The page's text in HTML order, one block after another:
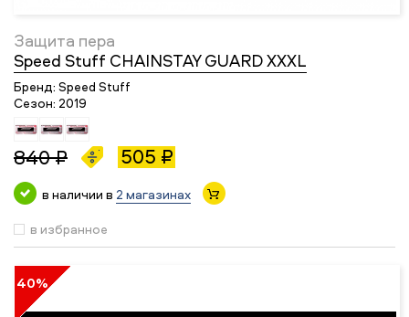
Защита пера
Speed Stuff CHAINSTAY GUARD XXXL
Бренд: Speed Stuff
Сезон: 2019
840 ₽ 505 ₽
в наличии в 2 магазинах
в избранное
40%